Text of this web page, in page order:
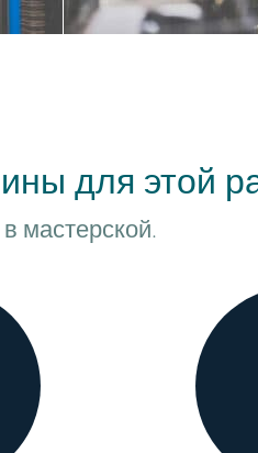
для этой
мастерской.